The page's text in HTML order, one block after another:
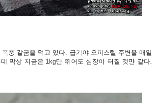
풍 갈굼을 먹고 있다. 급기야 오피스텔 주변을 매일
막상 지금은 1kg만 뛰어도 심장이 터질 것만 같다.